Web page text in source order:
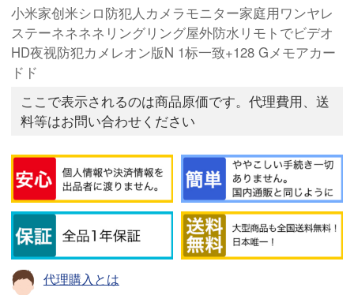
小米家创米シロ防犯人カメラモニター家庭用ワンヤレ
ステーネネネネリングリング屋外防水リモトでビデオ
HD夜视防犯カメレオン版N 1标一致+128 Gメモアカー
ドド
ここで表示されるのは商品原価です。代理費用、送
料等はお問い合わせください
代理購入とは